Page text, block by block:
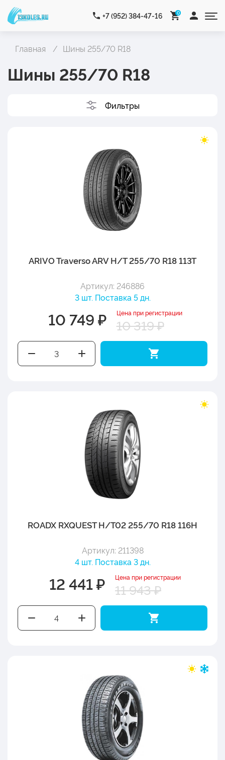
+7 (952) 384-47-16 0
Главная Шины 255/70 R18
Шины 255/70 R18
Фильтры
ARIVO Traverso ARV H/T 255/70 R18 113T
Артикул: 246886
3 шт. Поставка 5 дн.
10 749 ₽ Цена при регистрации
10 319 ₽
ROADX RXQUEST H/T02 255/70 R18 116H
Артикул: 211398
4 шт. Поставка 3 дн.
12 441 ₽ Цена при регистрации
11 943 ₽